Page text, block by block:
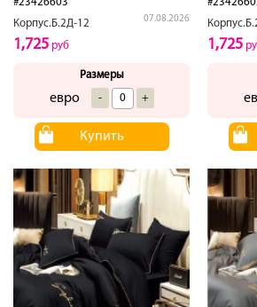
#23426603
Корпус.Б.2Д-12
07.08.2026
1,725 руб
Размеры
евро - +
Купить
1,725